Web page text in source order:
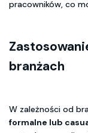
pracowników, co
branżach
W zależności od
formalne lub